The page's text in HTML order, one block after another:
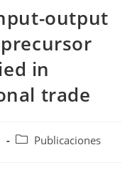
output
in
trade
Categoría
Publicaciones